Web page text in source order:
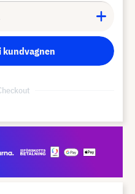
kundvagnen